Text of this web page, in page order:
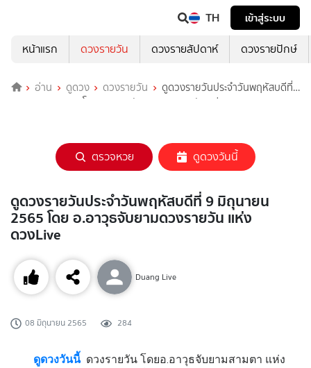
TH
เข้าสู่ระบบ
หน้าแรก
ดวงรายวัน ดวงรายสัปดาห์ ดวงรายปักษ์
อ่าน ดูดวง ดวงรายวัน
ดูดวงรายวันประจำวันพฤหัสบดีที่
9 มิถุนายน 2565 โดย อ.อาวุธจับยามดวงรายวัน แห่งดวงLive
ตรวจหวย ดูดวงวันนี้
ดูดวงรายวันประจำวันพฤหัสบดีที่ 9 มิถุนายน
2565 โดย อ.อาวุธจับยามดวงรายวัน แห่ง
ดวงLive
Duang Live
08 มิถุนายน 2565 284
ดูดวงวันนี้ ดวงรายวัน โดยอ.อาวุธจับยามสามตา แห่ง